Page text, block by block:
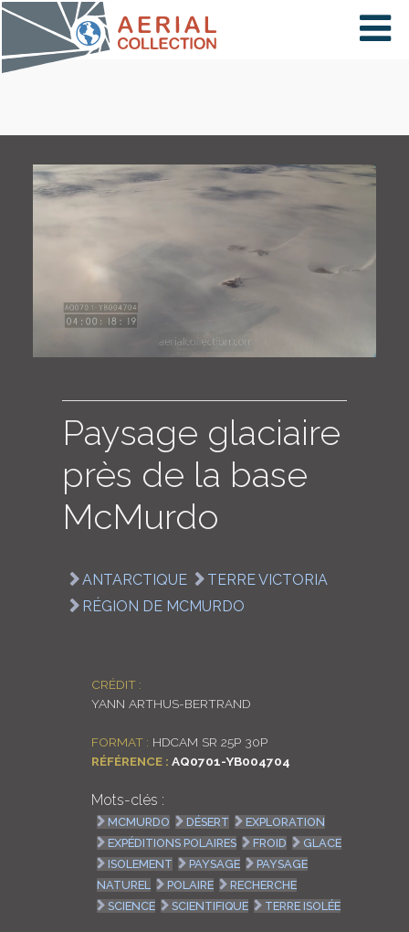
×
PAYS
CARTE
COLLECTIONS
LOGIN
ENGLISH
Paysage glaciaire
près de la base
McMurdo
ANTARCTIQUE
TERRE VICTORIA
RÉGION DE MCMURDO
CRÉDIT :
YANN ARTHUS-BERTRAND
FORMAT : HDCAM SR 25P 30P
RÉFÉRENCE : AQ0701-YB004704
Mots-clés :
MCMURDO DÉSERT
EXPLORATION
EXPÉDITIONS POLAIRES
FROID
GLACE
ISOLEMENT
PAYSAGE
PAYSAGE
NATUREL
POLAIRE
RECHERCHE
SCIENCE
SCIENTIFIQUE TERRE ISOLÉE